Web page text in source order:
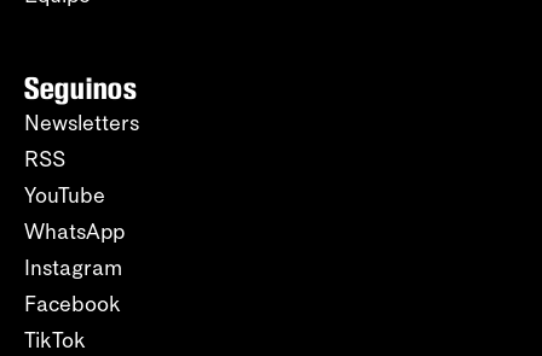
Seguinos
Newsletters
RSS
YouTube
WhatsApp
Instagram
Facebook
TikTok